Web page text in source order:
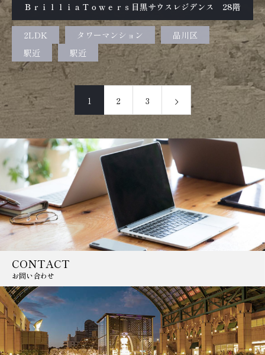
ＢｒｉｌｌｉａＴｏｗｅｒｓ目黒サウスレジデンス 28階
2LDK タワーマンション
品川区
駅近
駅近
1 2 3
CONTACT
お問い合わせ